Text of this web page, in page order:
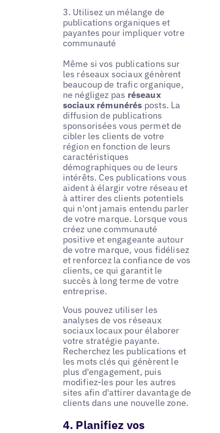
3. Utilisez un mélange de
publications organiques et
payantes pour impliquer votre
communauté
Même si vos publications sur
les réseaux sociaux génèrent
beaucoup de trafic organique,
ne négligez pas réseaux
sociaux rémunérés posts. La
diffusion de publications
sponsorisées vous permet de
cibler les clients de votre
région en fonction de leurs
caractéristiques
démographiques ou de leurs
intérêts. Ces publications vous
aident à élargir votre réseau et
à attirer des clients potentiels
qui n'ont jamais entendu parler
de votre marque. Lorsque vous
créez une communauté
positive et engageante autour
de votre marque, vous fidélisez
et renforcez la confiance de vos
clients, ce qui garantit le
succès à long terme de votre
entreprise.
Vous pouvez utiliser les
analyses de vos réseaux
sociaux locaux pour élaborer
votre stratégie payante.
Recherchez les publications et
les mots clés qui génèrent le
plus d'engagement, puis
modifiez-les pour les autres
sites afin d'attirer davantage de
clients dans une nouvelle zone.
4. Planifiez vos